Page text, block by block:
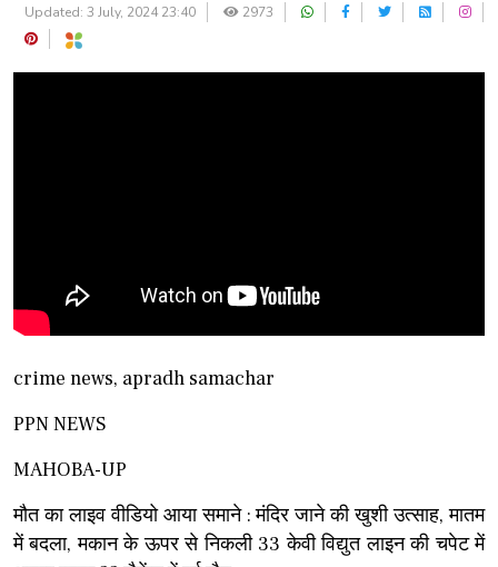
Updated: 3 July, 2024 23:40 2973
crime news, apradh samachar
PPN NEWS
MAHOBA-UP
मौत का लाइव वीडियो आया समाने : मंदिर जाने की खुशी उत्साह, मातम
में बदला, मकान के ऊपर से निकली 33 केवी विद्युत लाइन की चपेट में